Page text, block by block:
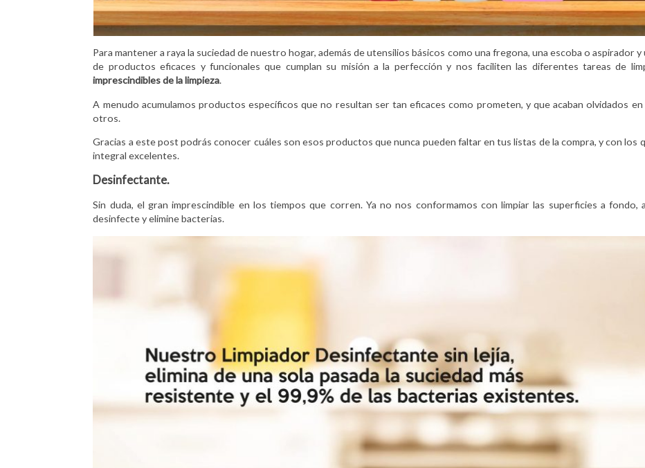
Para mantener a raya la suciedad de nuestro hogar, además de utensilios básicos como una fregona, una escoba o aspirador
de productos eficaces y funcionales que cumplan su misión a la perfección y nos faciliten las diferentes tareas de
imprescindibles de la limpieza.
A menudo acumulamos productos específicos que no resultan ser tan eficaces como prometen, y que acaban olvidados
otros.
Gracias a este post podrás conocer cuáles son esos productos que nunca pueden faltar en tus listas de la compra, y con los
integral excelentes.
Desinfectante.
Sin duda, el gran imprescindible en los tiempos que corren. Ya no nos conformamos con limpiar las superficies a fondo,
desinfecte y elimine bacterias.